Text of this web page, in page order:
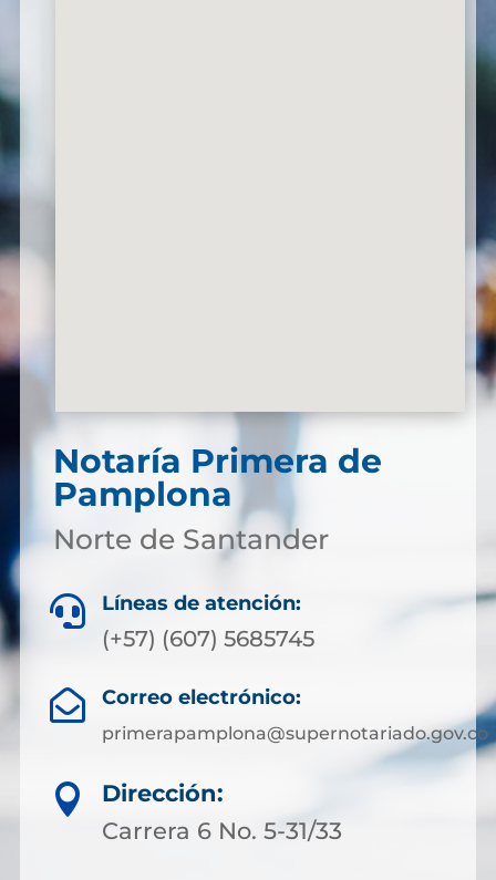
Notaría Primera de
Pamplona
Norte de Santander
 Líneas de atención:
(+57) (607) 5685745
 Correo electrónico:
primerapamplona@supernotariado.gov.co

Dirección:
Carrera 6 No. 5-31/33